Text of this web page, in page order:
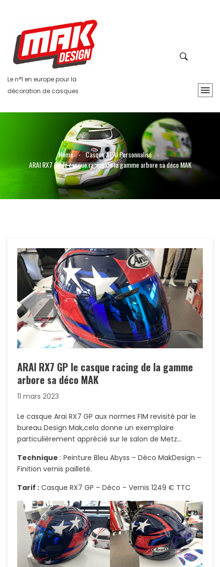
Le n°1 en europe pour la
décoration de casques
Home - Casque ARAI Personnalisé -
ARAI RX7 GP le casque racing de la gamme arbore sa déco MAK
ARAI RX7 GP le casque racing de la gamme
arbore sa déco MAK
11 mars 2023
Le casque Arai RX7 GP aux normes FIM revisité par le
bureau Design Mak,cela donne un exemplaire
particulièrement apprécié sur le salon de Metz…
Technique : Peinture Bleu Abyss – Déco MakDesign –
Finition vernis pailleté.
Tarif : Casque RX7 GP – Déco – Vernis 1249 € TTC